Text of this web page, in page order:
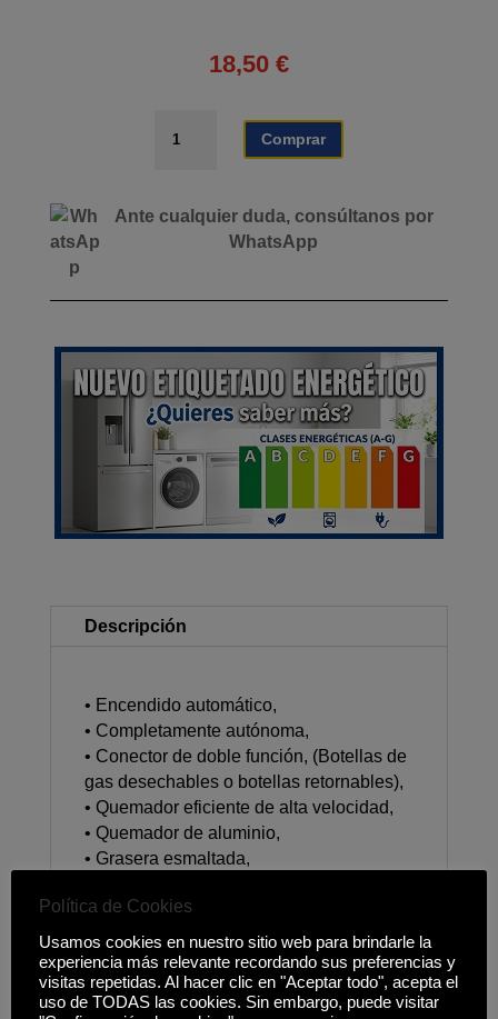
18,50 €
DE
CON
AIRMEC
Comprar
Ante cualquier duda, consúltanos por
WhatsApp
Descripción
• Encendido automático,
• Completamente autónoma,
• Conector de doble función, (Botellas de
gas desechables o botellas retornables),
• Quemador eficiente de alta velocidad,
• Quemador de aluminio,
• Grasera esmaltada,
cartucho de gas,
Política de Cookies
Usamos cookies en nuestro sitio web para brindarle la
experiencia más relevante recordando sus preferencias y
visitas repetidas. Al hacer clic en "Aceptar todo", acepta el
uso de TODAS las cookies. Sin embargo, puede visitar